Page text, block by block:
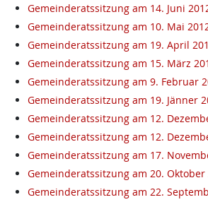
Gemeinderatssitzung am 14. Juni
Gemeinderatssitzung am 10. Mai
Gemeinderatssitzung am 19. April
Gemeinderatssitzung am 15. März
Gemeinderatssitzung am 9. Februar
Gemeinderatssitzung am 19. Jänner
Gemeinderatssitzung am 12.
Gemeinderatssitzung am 12.
Gemeinderatssitzung am 17.
Gemeinderatssitzung am 20. Oktober
Gemeinderatssitzung am 22.